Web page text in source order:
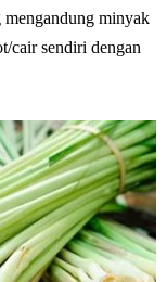
mengandung minyak
cair sendiri dengan